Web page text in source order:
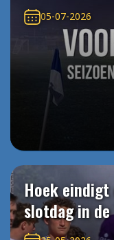
05-07-2026
Hoek eindigt
slotdag in de